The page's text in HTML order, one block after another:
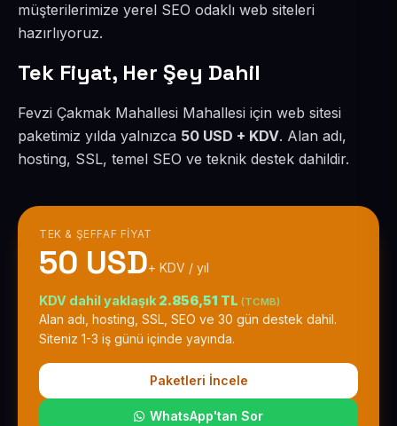
müşterilerimize yerel SEO odaklı web siteleri
hazırlıyoruz.
Tek Fiyat, Her Şey Dahil
Fevzi Çakmak Mahallesi Mahallesi için web sitesi
paketimiz yılda yalnızca 50 USD + KDV. Alan adı,
hosting, SSL, temel SEO ve teknik destek dahildir.
TEK & ŞEFFAF FIYAT
50 USD+ KDV / yıl
KDV dahil yaklaşık 2.856,51 TL (TCMB)
Alan adı, hosting, SSL, SEO ve 30 gün destek dahil.
Siteniz 1-3 iş günü içinde yayında.
Paketleri İncele
WhatsApp'tan Sor